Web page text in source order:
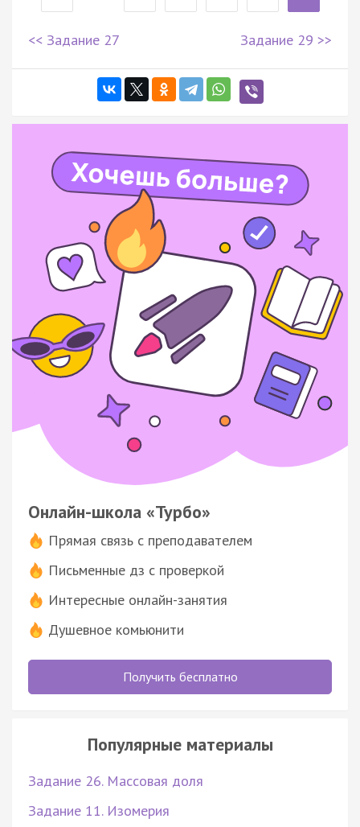
<< Задание 27 Задание 29 >>
Онлайн-школа «Турбо»
Прямая связь с преподавателем
Письменные дз с проверкой
Интересные онлайн-занятия
Душевное комьюнити
Получить бесплатно
Популярные материалы
Задание 26. Массовая доля
Задание 11. Изомерия